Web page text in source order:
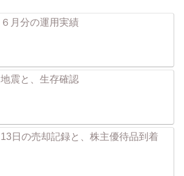
６月分の運用実績
地震と、生存確認
13日の売却記録と、株主優待品到着